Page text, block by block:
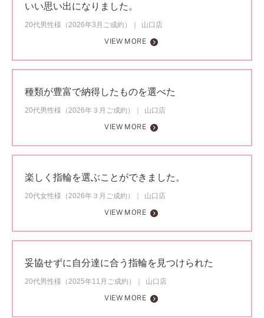
いい思い出になりました。
20代男性様（2026年3月ご成約）
山口店
VIEW MORE
種類が豊富で納得したものを選べた
20代男性様（2026年３月ご成約）
山口店
VIEW MORE
楽しく指輪を選ぶことができました。
20代女性様（2026年３月ご成約）
山口店
VIEW MORE
妥協せずに自分達に合う指輪を見つけられた
20代男性様（2025年11月ご成約）
山口店
VIEW MORE